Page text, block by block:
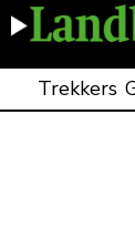
Trekkers